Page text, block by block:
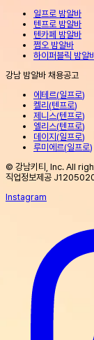
일프로 밤알바
텐프로 밤알바
텐카페 밤알바
쩜오 밤알바
하이퍼블릭 밤알
강남 밤알바 채용공고
에테르(일프로)
켈리 (텐프로)
제니스(텐프로)
엘리스(텐프로)
데이지 (일프로)
루미에르(일프로)
© 강남키티, Inc. All
직업정보제공
Instagram